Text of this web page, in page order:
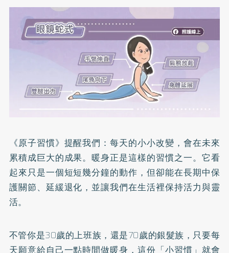
《原子習慣》提醒我們：每天的小小改變，會在未來
累積成巨大的成果。暖身正是這樣的習慣之一。它看
起來只是一個短短幾分鐘的動作，但卻能在長期中保
護關節、延緩退化，並讓我們在生活裡保持活力與靈
活。
不管你是30歲的上班族，還是70歲的銀髮族，只要每
天願意給自己一點時間做暖身，這份「小習慣」就會